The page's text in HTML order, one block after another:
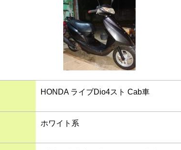
HONDA ライブDio4スト Cab車
ホワイト系